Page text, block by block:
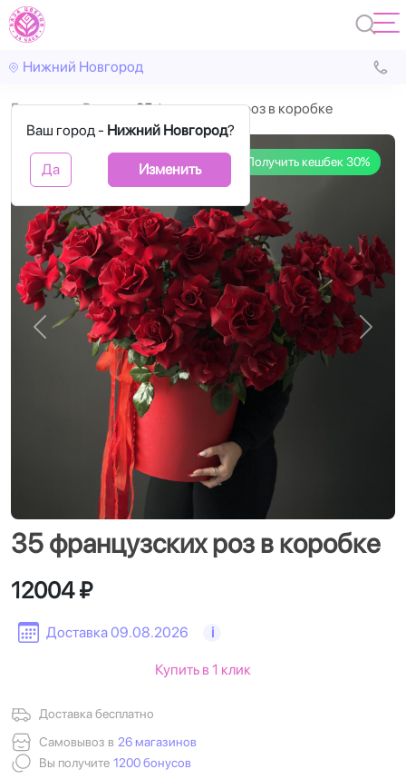
Нижний Новгород
Ваш город - Нижний Новгород?
Да Изменить
Главная Розы 35 французских роз в коробке
Получить кешбек 30%
Назад
35 французских роз в коробке
Доставка 09.08.2026 i
12004 ₽
Доставка бесплатно
Самовывоз в 26 магазинов
Вы получите 1200 бонусов
Купить в 1 клик